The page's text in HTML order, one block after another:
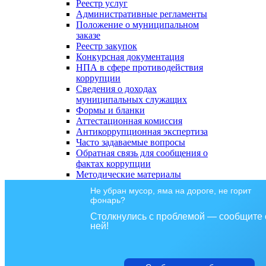
Реестр услуг
Административные регламенты
Положение о муниципальном
заказе
Реестр закупок
Конкурсная документация
НПА в сфере противодействия
коррупции
Сведения о доходах
муниципальных служащих
Формы и бланки
Аттестационная комиссия
Антикоррупционная экспертиза
Часто задаваемые вопросы
Обратная связь для сообщения о
фактах коррупции
Методические материалы
Не убран мусор, яма на дороге, не горит
фонарь?
Столкнулись с проблемой — сообщите
ней!